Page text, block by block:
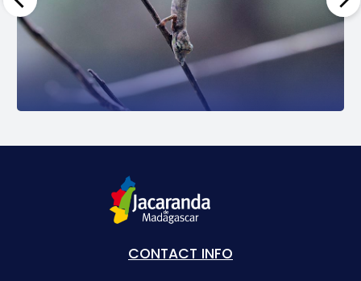
CONTACT INFO